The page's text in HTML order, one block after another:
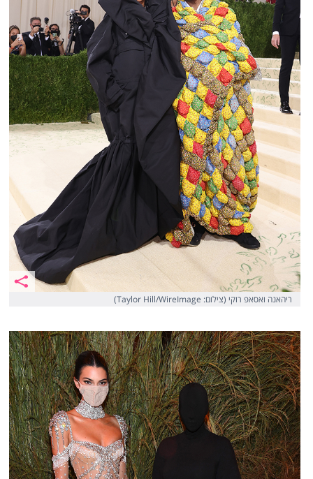
ריהאנה ואסאפ רוקי (צילום: Taylor Hill/WireImage)